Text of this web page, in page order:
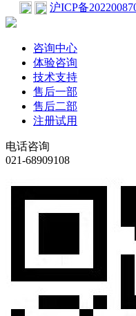
沪ICP备
咨询中心
体验咨询
技术支持
售后一部
售后二部
注册试用
电话咨询
021-68909108